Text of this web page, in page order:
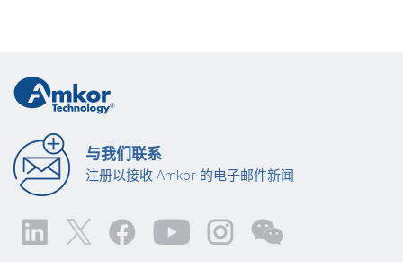
与我们联系
注册以接收 Amkor 的电子邮件新闻